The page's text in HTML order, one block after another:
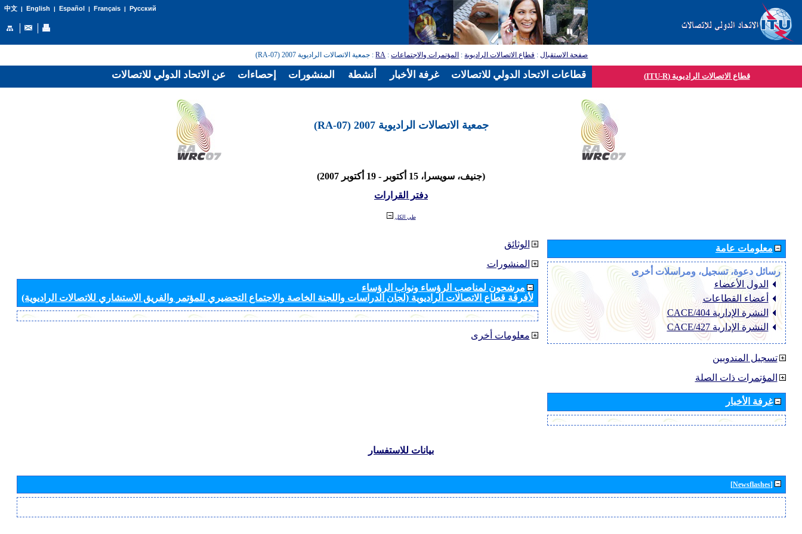
中文| English | Español | Français| Русский
صفحة الاستقبال: قطاع الاتصالات الراديوية: المؤتمرات والاجتماعات:
RA: جمعية الاتصالات الراديوية 2007 (RA-07)
قطاع الاتصالات الراديوية (ITU-R)
جمعية الاتصالات الراديوية 2007 (RA-07)
(جنيف، سويسرا، 15 أكتوبر - 19 أكتوبر 2007)
دفتر القرارات
طي الكل
الوثائق
المنشورات
مرشحون لمناصب الرؤساء ونواب الرؤساء
لأفرقة قطاع الاتصالات الراديوية (لجان الدراسات واللجنة الخاصة والاجتماع التحضيري للمؤتمر والفريق الاستشاري للاتصالات الراديوية)
معلومات أخرى
معلومات عامة
رسائل دعوة، تسجيل، ومراسلات أخرى
الدول الأعضاء
أعضاء القطاعات
النشرة الإدارية CACE/404
النشرة الإدارية CACE/427
تسجيل المندوبين
المؤتمرات ذات الصلة
غرفة الأخبار
بيانات للاستفسار
[Newsflashes]
عن الاتحاد الدولي للاتصالات إحصاءات المنشورات أنشطة غرفة الأخبار قطاعات الاتحاد الدولي للاتصالات